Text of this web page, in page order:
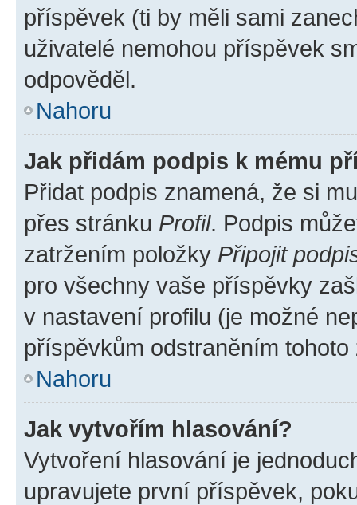
příspěvek (ti by měli sami
uživatelé nemohou příspěvek
odpověděl.
Nahoru
Jak přidám podpis k mému
Přidat podpis znamená, že si
přes stránku Profil. Podpis
zatržením položky Připojit
pro všechny vaše příspěvky
v nastavení profilu (je možné
příspěvkům odstraněním
Nahoru
Jak vytvořím hlasování?
Vytvoření hlasování je
upravujete první příspěvek,